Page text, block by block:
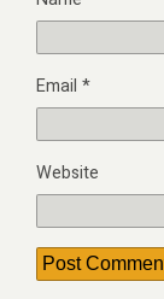
Email *
Website